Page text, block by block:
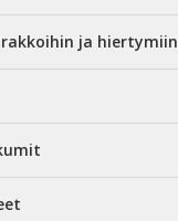
ja hiertymiin